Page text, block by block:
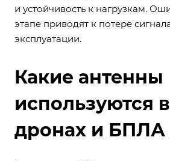
и устойчивость к нагрузкам.
этапе приводят к потере
эксплуатации.
Какие антенны
используются
дронах и БПЛА